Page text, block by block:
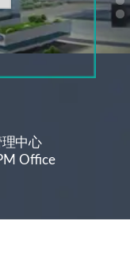
中心
Office